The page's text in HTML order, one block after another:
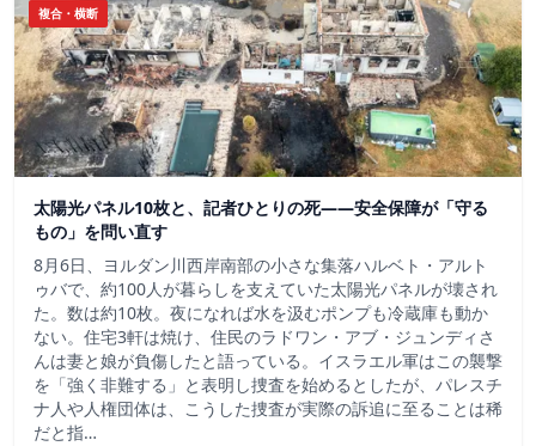
複合・横断
太陽光パネル10枚と、記者ひとりの死——安全保障が「守る
もの」を問い直す
8月6日、ヨルダン川西岸南部の小さな集落ハルベト・アルト
ゥバで、約100人が暮らしを支えていた太陽光パネルが壊され
た。数は約10枚。夜になれば水を汲むポンプも冷蔵庫も動か
ない。住宅3軒は焼け、住民のラドワン・アブ・ジュンディさ
んは妻と娘が負傷したと語っている。イスラエル軍はこの襲撃
を「強く非難する」と表明し捜査を始めるとしたが、パレスチ
ナ人や人権団体は、こうした捜査が実際の訴追に至ることは稀
だと指…